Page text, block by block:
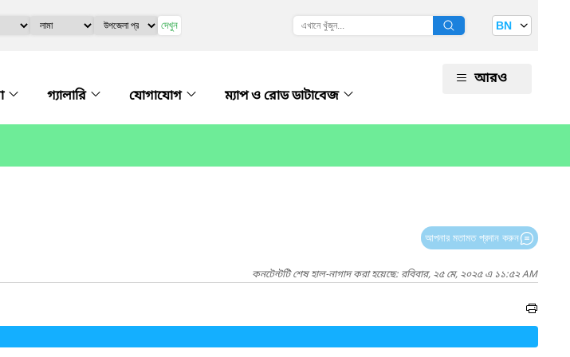
দেখুন BN
গ্যালারি যোগাযোগ ম্যাপ ও রোড ডাটাবেজ
আরও
আপনার মতামত প্রদান করুন
কনটেন্টটি শেষ হাল-নাগাদ করা হয়েছে: রবিবার, ২৫ মে, ২০২৫ এ ১১:৫২ AM